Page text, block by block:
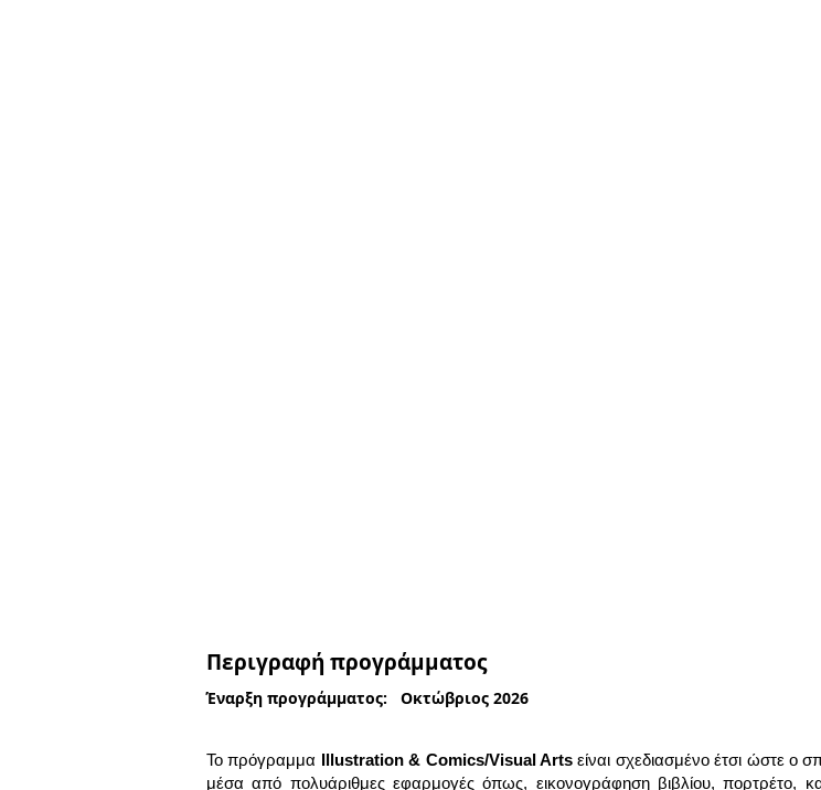
Περιγραφή προγράμματος
Έναρξη προγράμματος: Οκτώβριος 2026
Το πρόγραμμα Illustration & Comics/Visual Arts είναι σχεδιασμένο έτσι ώστε ο
μέσα από πολυάριθμες εφαρμογές όπως, εικονογράφηση βιβλίου,